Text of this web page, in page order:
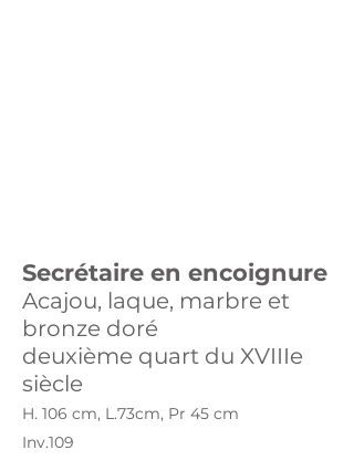
Secrétaire en encoignure
Acajou, laque, marbre et
bronze doré
deuxième quart du XVIIIe
siècle
H. 106 cm, L.73cm, Pr 45 cm
Inv.109